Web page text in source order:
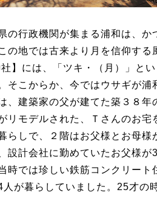
の行政機関が集まる浦和は、
の地では古来より月を信仰す
社】には、「ツキ・（月）」と
そこからか、今ではウサギが浦
、建築家の父が建てた築３８
リモデルされた、Ｔさんのお
らしで、２階はお父様とお母
設計会社に勤めていたお父様が
時では珍しい鉄筋コンクリー
人が暮らしていました。25才の